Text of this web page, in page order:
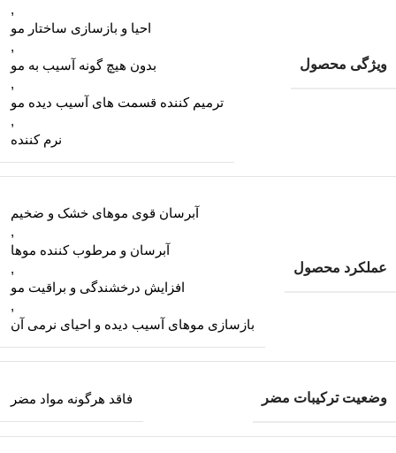
ویژگی محصول
,
احیا و بازسازی ساختار مو
,
بدون هیچ گونه آسیب به مو
,
ترمیم کننده قسمت های آسیب دیده مو
,
نرم کننده
عملکرد محصول
آبرسان قوی موهای خشک و ضخیم
,
آبرسان و مرطوب کننده موها
,
افزایش درخشندگی و براقیت مو
,
بازسازی موهای آسیب دیده و احیای نرمی آن
وضعیت ترکیبات مضر فاقد هرگونه مواد مضر